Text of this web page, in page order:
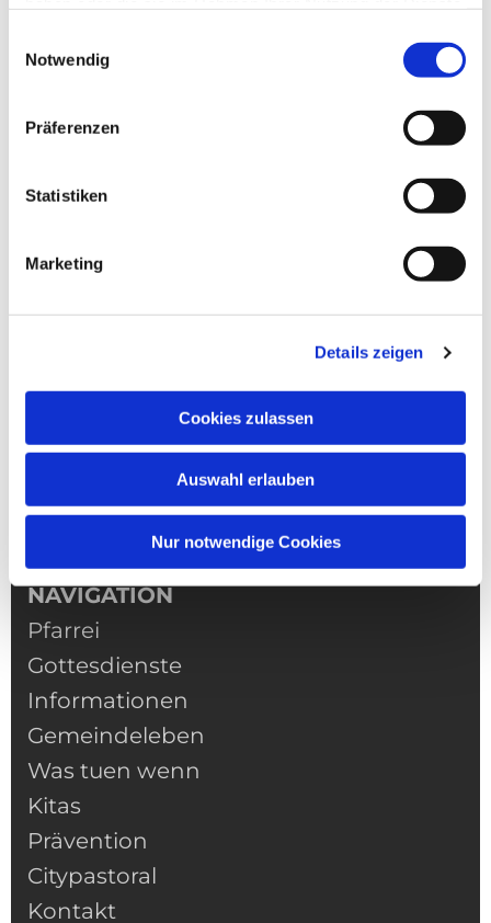
Notwendig
Präferenzen
Statistiken
Marketing
Details zeigen
Cookies zulassen
Auswahl erlauben
Nur notwendige Cookies
NAVIGATION
Pfarrei
Gottesdienste
Informationen
Gemeindeleben
Was tuen wenn
Kitas
Prävention
Citypastoral
Kontakt